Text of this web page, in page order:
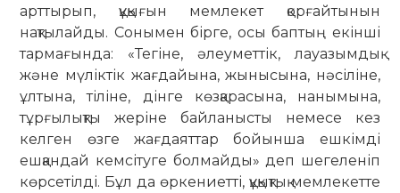
арттырып, құқығын мемлекет қорғайтынын
нақтылайды. Сонымен бірге, осы баптың екінші
тармағында: «Тегіне, әлеуметтік, лауазымдық
және мүліктік жағдайына, жынысына, нәсіліне,
ұлтына, тіліне, дінге көзқарасына, нанымына,
тұрғылықты жеріне байланысты немесе кез
келген өзге жағдаяттар бойынша ешкімді
ешқандай кемсітуге болмайды» деп шегеленіп
көрсетілді. Бұл да өркениетті, құқықтық мемлекетте